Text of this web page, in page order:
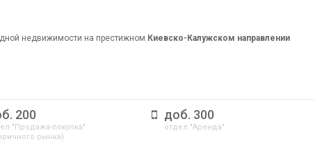
недвижимости на престижном Киевско-Калужском направлении
200
"Продажа-покупка"
рынка)
доб. 300
отдел "Аренда"